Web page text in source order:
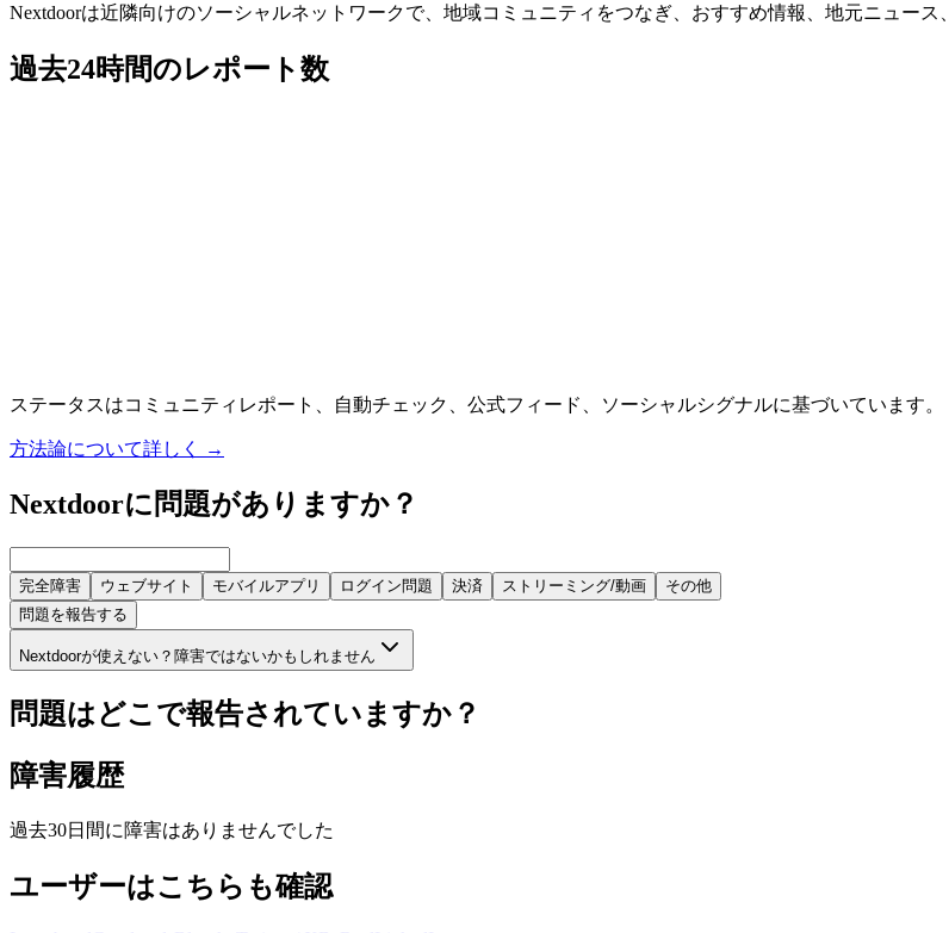
Nextdoorは近隣向けのソーシャルネットワークで、地域コミュニティをつなぎ、おすすめ情報、地元ニュー
過去24時間のレポート数
ステータスはコミュニティレポート、自動チェック、公式フィード、ソーシャルシグナルに基づいています。
方法論について詳しく →
Nextdoorに問題がありますか？
完全障害 ウェブサイト モバイルアプリ ログイン問題 決済 ストリーミング/動画
その他
問題を報告する
Nextdoorが使えない？障害ではないかもしれません
問題はどこで報告されていますか？
障害履歴
過去30日間に障害はありませんでした
ユーザーはこちらも確認